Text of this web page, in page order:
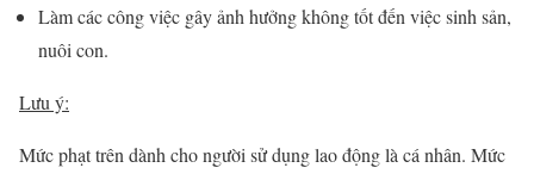
Làm các công việc gây ảnh hưởng không tốt đến việc sinh sản,
nuôi con.
Lưu ý:
Mức phạt trên dành cho người sử dụng lao động là cá nhân. Mức